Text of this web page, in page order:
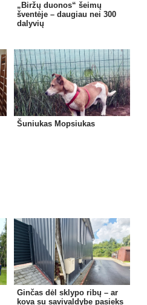
„Biržų duonos“ šeimų
šventėje – daugiau nei 300
dalyvių
Šuniukas Mopsiukas
Ginčas dėl sklypo ribų – ar
kova su savivaldybe pasieks